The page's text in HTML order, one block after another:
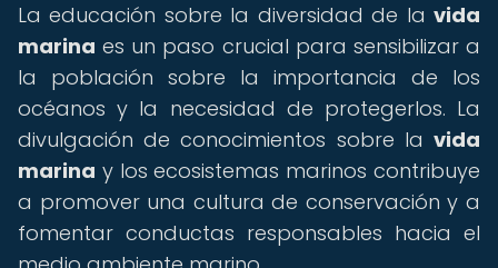
La educación sobre la diversidad de la vida
marina es un paso crucial para sensibilizar a
la población sobre la importancia de los
océanos y la necesidad de protegerlos. La
divulgación de conocimientos sobre la vida
marina y los ecosistemas marinos contribuye
a promover una cultura de conservación y a
fomentar conductas responsables hacia el